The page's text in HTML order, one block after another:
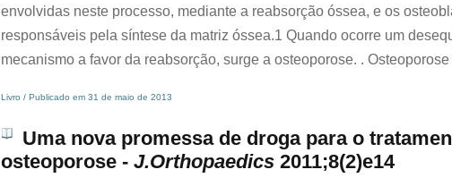
envolvidas neste processo, mediante a reabsorção óssea, e os
responsáveis pela síntese da matriz óssea.1 Quando ocorre um
mecanismo a favor da reabsorção, surge a osteoporose. .
Livro / Publicado em 31 de maio de 2013
Uma nova promessa de droga para o
osteoporose - J.Orthopaedics 2011;8(2)e14